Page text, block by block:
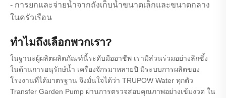
- การยกและจ่ายน้ำจากถังเก็บน้ำขนาดเล็กและขนาดกลาง
ในครัวเรือน
ทำไมถึงเลือกพวกเรา?
ในฐานะผู้ผลิตผลิตภัณฑ์นี้ระดับมืออาชีพ เรามีส่วนร่วมอย่างลึกซึ้ง
ในด้านการอนุรักษ์น้ำ เครื่องจักรมาหลายปี มีระบบการผลิตของ
โรงงานที่ได้มาตรฐาน จึงมั่นใจได้ว่า TRUPOW Water ทุกตัว
Transfer Garden Pump ผ่านการตรวจสอบคุณภาพอย่างเข้มงวด ใน